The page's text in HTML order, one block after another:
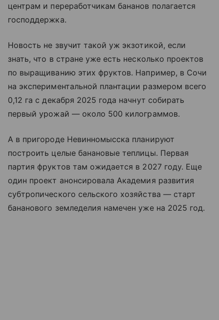
центрам и переработчикам бананов полагается
господдержка.
Новость не звучит такой уж экзотикой, если
знать, что в стране уже есть несколько проектов
по выращиванию этих фруктов. Например, в Сочи
на экспериментальной плантации размером всего
0,12 га с декабря 2025 года начнут собирать
первый урожай — около 500 килограммов.
А в пригороде Невинномысска планируют
построить целые банановые теплицы. Первая
партия фруктов там ожидается в 2027 году. Еще
один проект анонсировала Академия развития
субтропического сельского хозяйства — старт
бананового земледелия намечен уже на 2025 год.